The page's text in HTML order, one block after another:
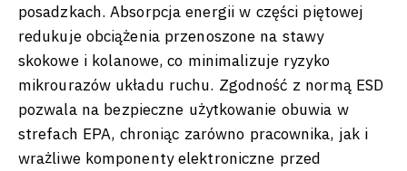
posadzkach. Absorpcja energii w części piętowej
redukuje obciążenia przenoszone na stawy
skokowe i kolanowe, co minimalizuje ryzyko
mikrourazów układu ruchu. Zgodność z normą ESD
pozwala na bezpieczne użytkowanie obuwia w
strefach EPA, chroniąc zarówno pracownika, jak i
wrażliwe komponenty elektroniczne przed